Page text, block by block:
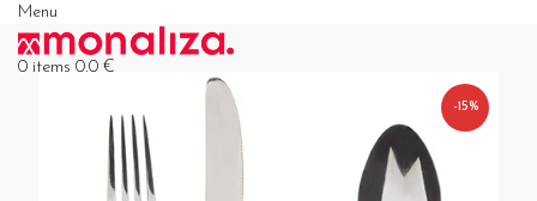
Menu
0 items 0,0 €
-15%